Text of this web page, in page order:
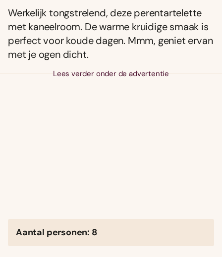
Werkelijk tongstrelend, deze perentartelette
met kaneelroom. De warme kruidige smaak is
perfect voor koude dagen. Mmm, geniet ervan
met je ogen dicht.
Lees verder onder de advertentie
Aantal personen: 8